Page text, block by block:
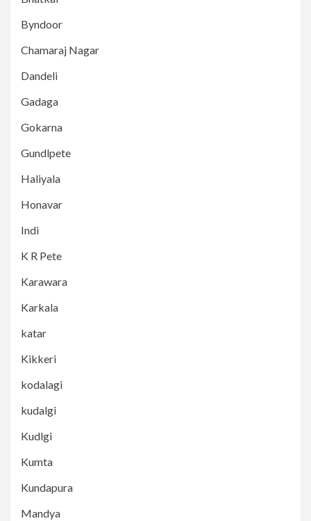
Byndoor
Chamaraj Nagar
Dandeli
Gadaga
Gokarna
Gundlpete
Haliyala
Honavar
Indi
K R Pete
Karawara
Karkala
katar
Kikkeri
kodalagi
kudalgi
Kudlgi
Kumta
Kundapura
Mandya